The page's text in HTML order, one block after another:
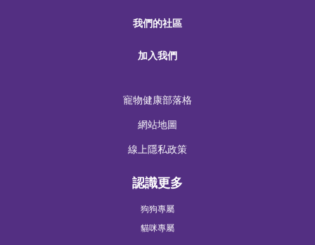
我們的社區
加入我們
寵物健康部落格
網站地圖
線上隱私政策
認識更多
狗狗專屬
貓咪專屬